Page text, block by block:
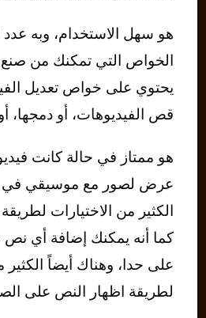
هو سهل الاستخدام، وبه
الخواص التي تمكنك من صنع
يحتوي على خواص تعديل
قص الفيديوهات، أو دمجها، أو
هو ممتاز في حالة كانت
عرض لصور مع موسيقي في
الكثير من الاختيارات
كما أنه يمكنك إضافة أي
على حدا، وهناك أيضاً الكثير
لطريقة اظهار النص على